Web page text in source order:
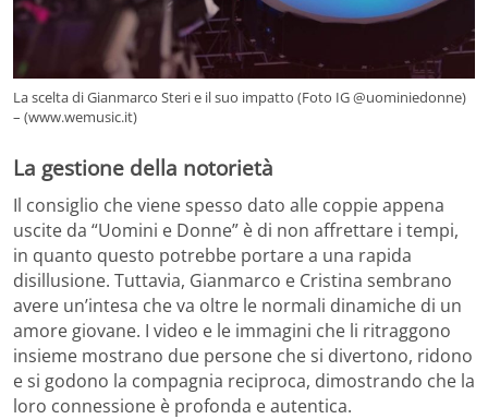
La scelta di Gianmarco Steri e il suo impatto (Foto IG @uominiedonne)
– (www.wemusic.it)
La gestione della notorietà
Il consiglio che viene spesso dato alle coppie appena
uscite da “Uomini e Donne” è di non affrettare i tempi,
in quanto questo potrebbe portare a una rapida
disillusione. Tuttavia, Gianmarco e Cristina sembrano
avere un’intesa che va oltre le normali dinamiche di un
amore giovane. I video e le immagini che li ritraggono
insieme mostrano due persone che si divertono, ridono
e si godono la compagnia reciproca, dimostrando che la
loro connessione è profonda e autentica.